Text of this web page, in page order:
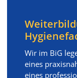
Wir im BiG
eines
eines